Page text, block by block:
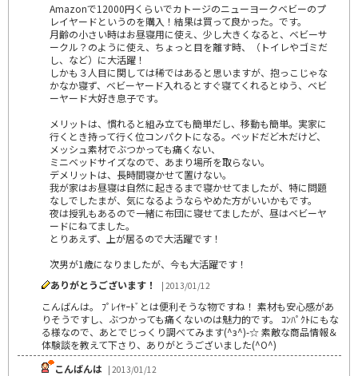
Amazonで12000円くらいでカトージのニューヨークベビーのプ
レイヤードというのを購入！結果は買って良かった。です。
月齢の小さい時はお昼寝用に使え、少し大きくなると、ベビーサ
ークル？のように使え、ちょっと目を離す時、（トイレやゴミだ
し、など）に大活躍！
しかも３人目に関しては稀ではあると思いますが、抱っこじゃな
かなか寝ず、ベビーヤード入れるとすぐ寝てくれるとゆう、ベビ
ーヤード大好き息子です。
メリットは、慣れると組み立ても簡単だし、移動も簡単。実家に
行くとき持って行く位コンパクトになる。ベッドだど木だけど、
メッシュ素材でぶつかっても痛くない、
ミニベッドサイズなので、あまり場所を取らない。
デメリットは、長時間寝かせて置けない。
我が家はお昼寝は自然に起きるまで寝かせてましたが、特に問題
なしでしたまが、気になるようならやめた方がいいかもです。
夜は授乳もあるので一緒に布団に寝せてましたが、昼はベビーヤ
ードにねてました。
とりあえず、上が居るので大活躍です！
次男が1歳になりましたが、今も大活躍です！
ありがとうございます！
| 2013/01/12
こんばんは。 ﾌﾟﾚｲﾔｰﾄﾞとは便利そうな物ですね！ 素材も安心感があ
りそうですし、ぶつかっても痛くないのは魅力的です。 ｺﾝﾊﾟｸﾄにもな
る様なので、あとでじっくり調べてみます(^з^)-☆ 素敵な商品情報＆
体験談を教えて下さり、ありがとうございました(^O^)
こんばんは | 2013/01/12